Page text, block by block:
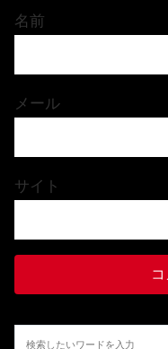
名前
メール
サイト